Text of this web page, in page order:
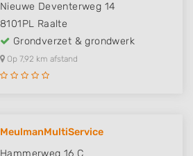
Nieuwe Deventerweg 14
8101PL Raalte
Grondverzet & grondwerk
Op 7,92 km afstand
MeulmanMultiService
Hammerweg 16 C